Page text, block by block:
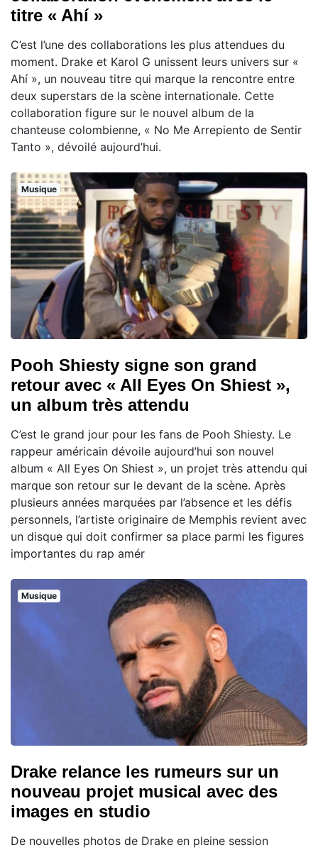
titre « Ahí »
C’est l’une des collaborations les plus attendues du
moment. Drake et Karol G unissent leurs univers sur «
Ahí », un nouveau titre qui marque la rencontre entre
deux superstars de la scène internationale. Cette
collaboration figure sur le nouvel album de la
chanteuse colombienne, « No Me Arrepiento de Sentir
Tanto », dévoilé aujourd’hui.
Musique
Pooh Shiesty signe son grand
retour avec « All Eyes On Shiest »,
un album très attendu
C’est le grand jour pour les fans de Pooh Shiesty. Le
rappeur américain dévoile aujourd’hui son nouvel
album « All Eyes On Shiest », un projet très attendu qui
marque son retour sur le devant de la scène. Après
plusieurs années marquées par l’absence et les défis
personnels, l’artiste originaire de Memphis revient avec
un disque qui doit confirmer sa place parmi les figures
importantes du rap amér
Musique
Drake relance les rumeurs sur un
nouveau projet musical avec des
images en studio
De nouvelles photos de Drake en pleine session